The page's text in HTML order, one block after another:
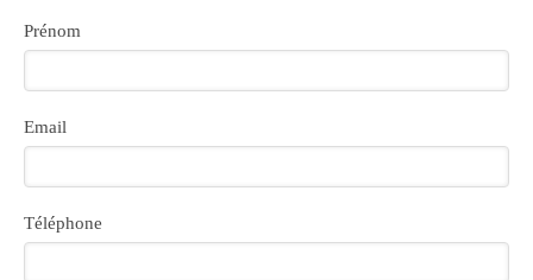
Prénom
Email
Téléphone